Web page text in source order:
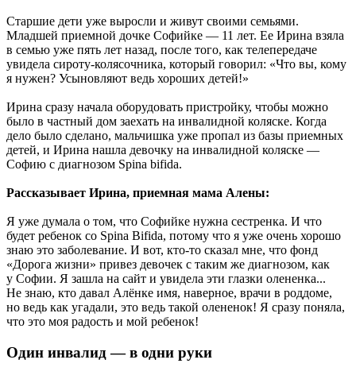
Старшие дети уже выросли и живут своими семьями.
Младшей приемной дочке Софийке — 11 лет. Ее Ирина взяла
в семью уже пять лет назад, после того, как телепередаче
увидела сироту-колясочника, который говорил: «Что вы, кому
я нужен? Усыновляют ведь хороших детей!»
Ирина сразу начала оборудовать пристройку, чтобы можно
было в частный дом заехать на инвалидной коляске. Когда
дело было сделано, мальчишка уже пропал из базы приемных
детей, и Ирина нашла девочку на инвалидной коляске —
Софию с диагнозом Spina bifida.
Рассказывает Ирина, приемная мама Алены:
Я уже думала о том, что Софийке нужна сестренка. И что
будет ребенок со Spina Bifida, потому что я уже очень хорошо
знаю это заболевание. И вот, кто-то сказал мне, что фонд
«Дорога жизни» привез девочек с таким же диагнозом, как
у Софии. Я зашла на сайт и увидела эти глазки олененка...
Не знаю, кто давал Алёнке имя, наверное, врачи в роддоме,
но ведь как угадали, это ведь такой олененок! Я сразу поняла,
что это моя радость и мой ребенок!
Один инвалид — в одни руки